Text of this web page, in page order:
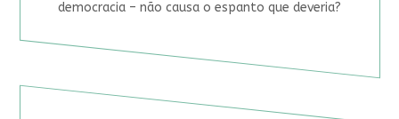
democracia – não causa o espanto que deveria?